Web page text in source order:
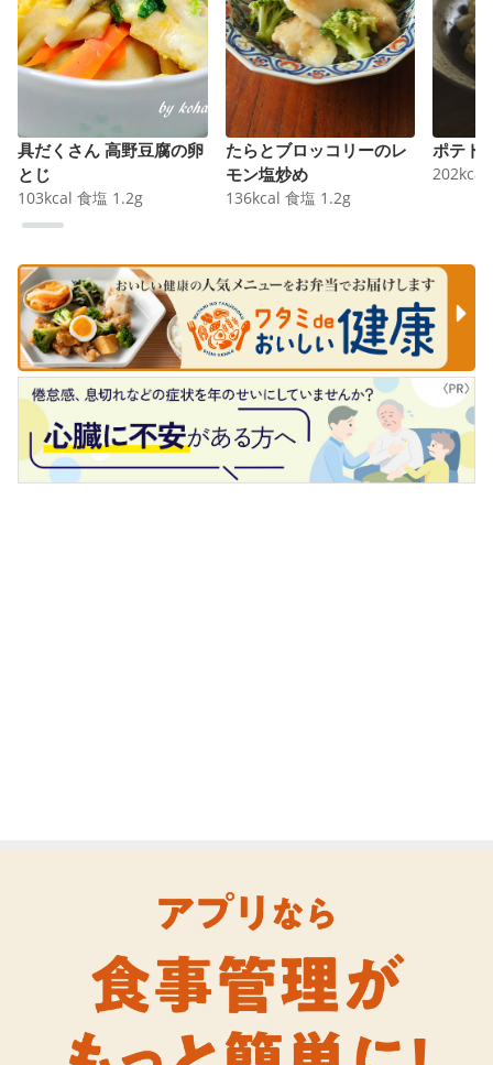
具だくさん 高野豆腐の卵
とじ
103kcal 食塩 1.2g
たらとブロッコリーのレ
モン塩炒め
136kcal 食塩 1.2g
ポテト
202kcal